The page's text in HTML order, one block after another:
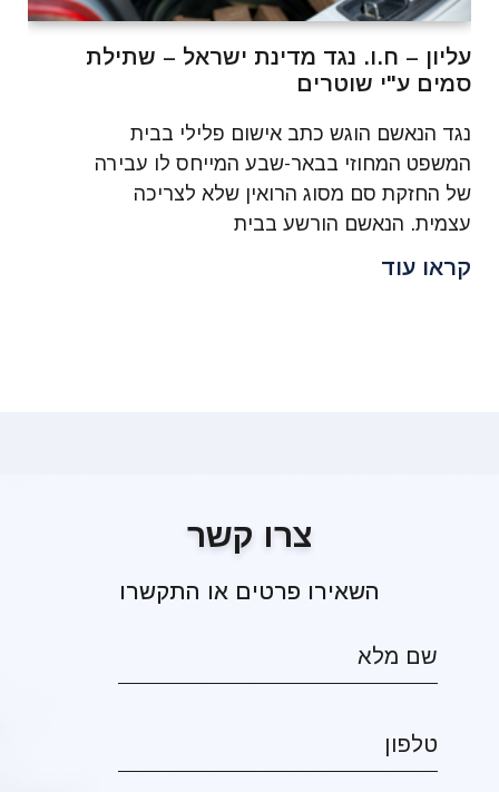
עליון – ח.ו. נגד מדינת ישראל – שתילת
סמים ע"י שוטרים
נגד הנאשם הוגש כתב אישום פלילי בבית
המשפט המחוזי בבאר-שבע המייחס לו עבירה
של החזקת סם מסוג הרואין שלא לצריכה
עצמית. הנאשם הורשע בבית
קראו עוד
צרו קשר
השאירו פרטים או התקשרו